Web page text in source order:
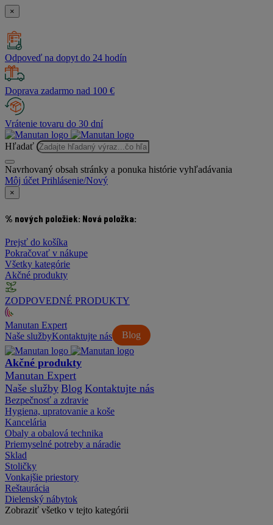
×
Odpoveď na dopyt do 24 hodín
Doprava zadarmo nad 100 €
Vrátenie tovaru do 30 dní
Hľadať
Navrhovaný obsah stránky a ponuka histórie vyhľadávania
Môj účet Prihlásenie/Nový
×
% nových položiek: Nová položka:
Prejsť do košíka
Pokračovať v nákupe
Všetky kategórie
Akčné produkty
ZODPOVEDNÉ PRODUKTY
Manutan Expert
Naše služby
Blog
Kontaktujte nás
Akčné produkty
Manutan Expert
Naše služby Blog Kontaktujte nás
Bezpečnosť a zdravie
Hygiena, upratovanie a koše
Kancelária
Obaly a obalová technika
Priemyselné potreby a náradie
Sklad
Stoličky
Vonkajšie priestory
Reštaurácia
Dielenský nábytok
Zobraziť všetko v tejto kategórii